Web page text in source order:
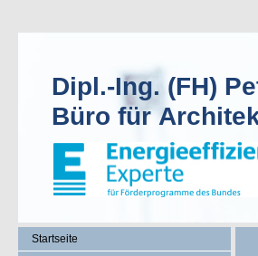
Dipl.-Ing. (FH)
Büro für
Startseite